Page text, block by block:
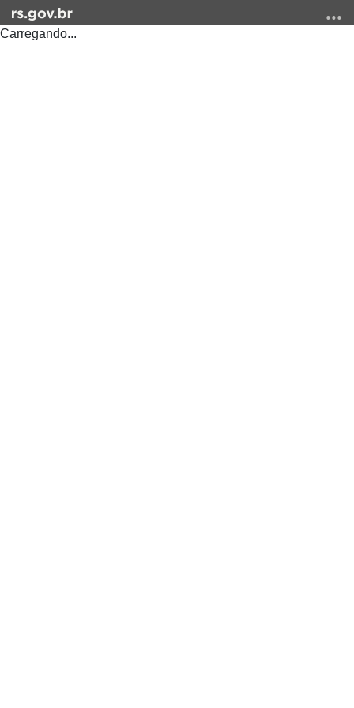
Carregando...